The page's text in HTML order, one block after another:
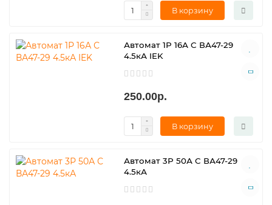
В корзину
Автомат 1Р 16А С ВА47-29
4.5кА IEK
250.00р.
В корзину
Автомат 3Р 50А С ВА47-29
4.5кА